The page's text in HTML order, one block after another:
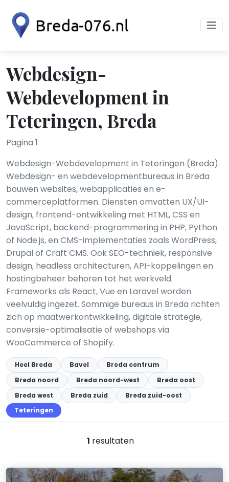
Webdesign-
Webdevelopment in
Teteringen, Breda
Pagina 1
Webdesign-Webdevelopment in Teteringen (Breda).
Webdesign- en webdevelopmentbureaus in Breda
bouwen websites, webapplicaties en e-
commerceplatformen. Diensten omvatten UX/UI-
design, frontend-ontwikkeling met HTML, CSS en
JavaScript, backend-programmering in PHP, Python
of Node.js, en CMS-implementaties zoals WordPress,
Drupal of Craft CMS. Ook SEO-techniek, responsive
design, headless architecturen, API-koppelingen en
hostingbeheer behoren tot het werkveld.
Frameworks als React, Vue en Laravel worden
veelvuldig ingezet. Sommige bureaus in Breda richten
zich op maatwerkontwikkeling, digitale strategie,
conversie-optimalisatie of webshops via
WooCommerce of Shopify.
Heel Breda Bavel
Breda centrum
Breda noord
Breda noord-west
Breda oost
Breda west
Breda zuid
Breda zuid-oost
Teteringen
1 resultaten